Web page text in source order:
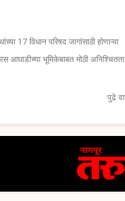
विधान परिषद जागांसाठी होणाऱ्या
आघाडीच्या भूमिकेबाबत मोठी अनिश्चितता
पुढे